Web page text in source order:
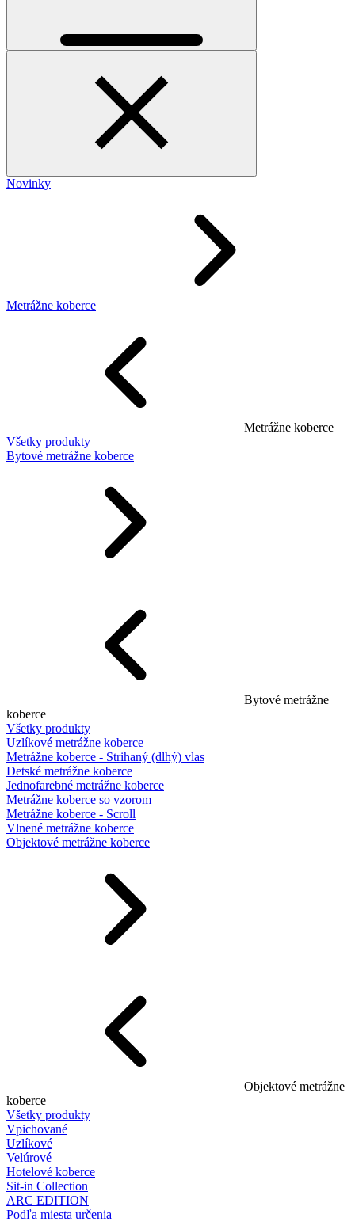
Novinky
Metrážne koberce
Metrážne koberce
Všetky produkty
Bytové metrážne koberce
Bytové metrážne
koberce
Všetky produkty
Uzlíkové metrážne koberce
Metrážne koberce - Strihaný (dlhý) vlas
Detské metrážne koberce
Jednofarebné metrážne koberce
Metrážne koberce so vzorom
Metrážne koberce - Scroll
Vlnené metrážne koberce
Objektové metrážne koberce
Objektové metrážne
koberce
Všetky produkty
Vpichované
Uzlíkové
Velúrové
Hotelové koberce
Sit-in Collection
ARC EDITION
Podľa miesta určenia